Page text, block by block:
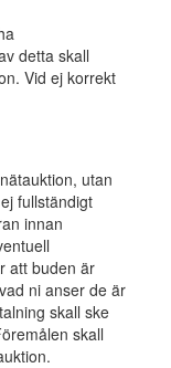
detta skall
Vid ej korrekt
utan
fullständigt
innan
att buden är
ni anser de är
skall ske
skall